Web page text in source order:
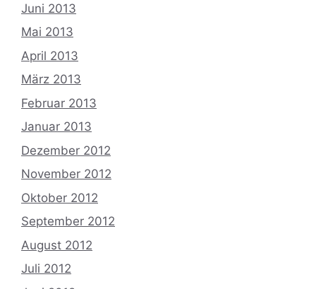
Juni 2013
Mai 2013
April 2013
März 2013
Februar 2013
Januar 2013
Dezember 2012
November 2012
Oktober 2012
September 2012
August 2012
Juli 2012